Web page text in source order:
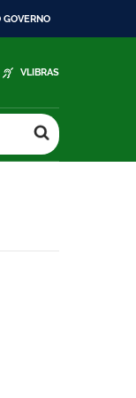
GOVERNO
VLIBRAS